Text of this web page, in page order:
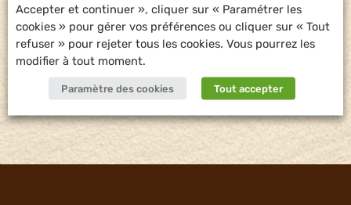
Accepter et continuer », cliquer sur « Paramétrer les
cookies » pour gérer vos préférences ou cliquer sur « Tout
refuser » pour rejeter tous les cookies. Vous pourrez les
modifier à tout moment.
Paramètre des cookies Tout accepter